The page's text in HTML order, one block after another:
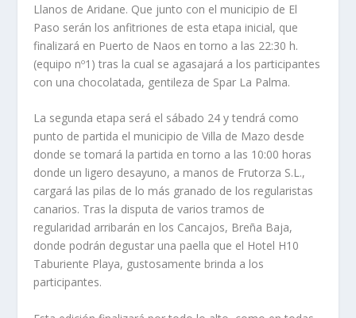
Llanos de Aridane. Que junto con el municipio de El
Paso serán los anfitriones de esta etapa inicial, que
finalizará en Puerto de Naos en torno a las 22:30 h.
(equipo nº1) tras la cual se agasajará a los participantes
con una chocolatada, gentileza de Spar La Palma.
La segunda etapa será el sábado 24 y tendrá como
punto de partida el municipio de Villa de Mazo desde
donde se tomará la partida en torno a las 10:00 horas
donde un ligero desayuno, a manos de Frutorza S.L.,
cargará las pilas de lo más granado de los regularistas
canarios. Tras la disputa de varios tramos de
regularidad arribarán en los Cancajos, Breña Baja,
donde podrán degustar una paella que el Hotel H10
Taburiente Playa, gustosamente brinda a los
participantes.